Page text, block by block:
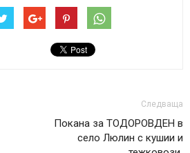
Следваща
Покана за ТОДОРОВДЕН в
село Люлин с кушии и